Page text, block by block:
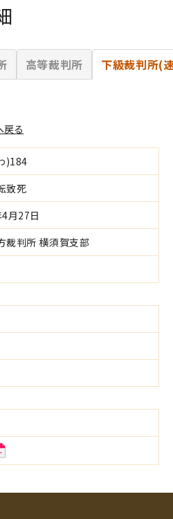
高等裁判所 下級裁判所(
る
)184
致死
月27日
裁判所 横須賀支部